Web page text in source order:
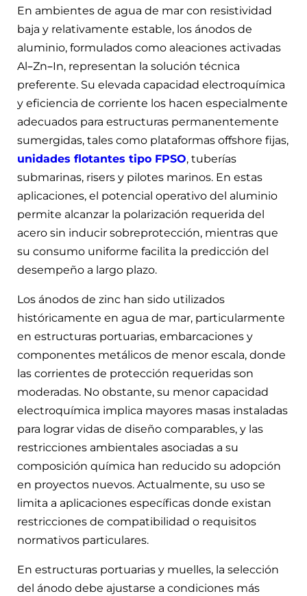
En ambientes de agua de mar con resistividad
baja y relativamente estable, los ánodos de
aluminio, formulados como aleaciones activadas
Al–Zn–In, representan la solución técnica
preferente. Su elevada capacidad electroquímica
y eficiencia de corriente los hacen especialmente
adecuados para estructuras permanentemente
sumergidas, tales como plataformas offshore fijas,
unidades flotantes tipo FPSO, tuberías
submarinas, risers y pilotes marinos. En estas
aplicaciones, el potencial operativo del aluminio
permite alcanzar la polarización requerida del
acero sin inducir sobreprotección, mientras que
su consumo uniforme facilita la predicción del
desempeño a largo plazo.
Los ánodos de zinc han sido utilizados
históricamente en agua de mar, particularmente
en estructuras portuarias, embarcaciones y
componentes metálicos de menor escala, donde
las corrientes de protección requeridas son
moderadas. No obstante, su menor capacidad
electroquímica implica mayores masas instaladas
para lograr vidas de diseño comparables, y las
restricciones ambientales asociadas a su
composición química han reducido su adopción
en proyectos nuevos. Actualmente, su uso se
limita a aplicaciones específicas donde existan
restricciones de compatibilidad o requisitos
normativos particulares.
En estructuras portuarias y muelles, la selección
del ánodo debe ajustarse a condiciones más